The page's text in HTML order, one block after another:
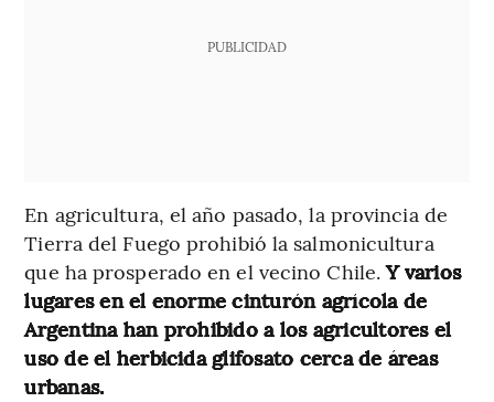
PUBLICIDAD
En agricultura, el año pasado, la provincia de
Tierra del Fuego prohibió la salmonicultura
que ha prosperado en el vecino Chile.Y varios
lugares en el enorme cinturón agrícola de
Argentina han prohibido a los agricultores el
uso de el herbicida glifosato cerca de áreas
urbanas.